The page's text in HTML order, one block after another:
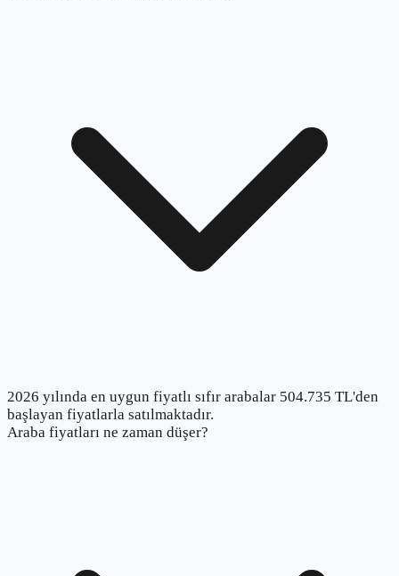
2026 yılında en uygun fiyatlı sıfır arabalar 504.735 TL'den
başlayan fiyatlarla satılmaktadır.
Araba fiyatları ne zaman düşer?